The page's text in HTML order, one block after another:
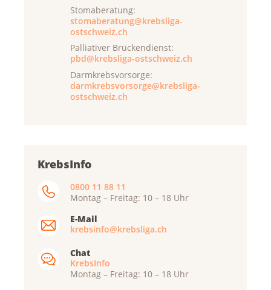
Stomaberatung:
stomaberatung@krebsliga-
ostschweiz.ch
Palliativer Brückendienst:
pbd@krebsliga-ostschweiz.ch
Darmkrebsvorsorge:
darmkrebsvorsorge@krebsliga-
ostschweiz.ch
KrebsInfo
0800 11 88 11
Montag – Freitag: 10 – 18 Uhr
E-Mail
krebsinfo@krebsliga.ch
Chat
KrebsInfo
Montag – Freitag: 10 – 18 Uhr